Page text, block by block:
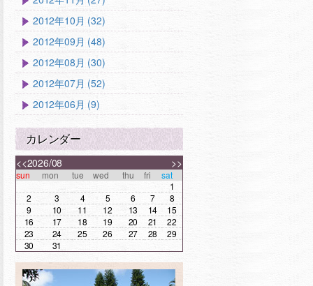
2012年10月 (32)
2012年09月 (48)
2012年08月 (30)
2012年07月 (52)
2012年06月 (9)
カレンダー
<< >>
2026/08
sun mon tue wed thu fri
sat
1
2
3 4 5 6 7
8
9
10 11 12 13 14
15
16
17 18 19 20 21
22
23
24 25 26 27 28
29
30
31